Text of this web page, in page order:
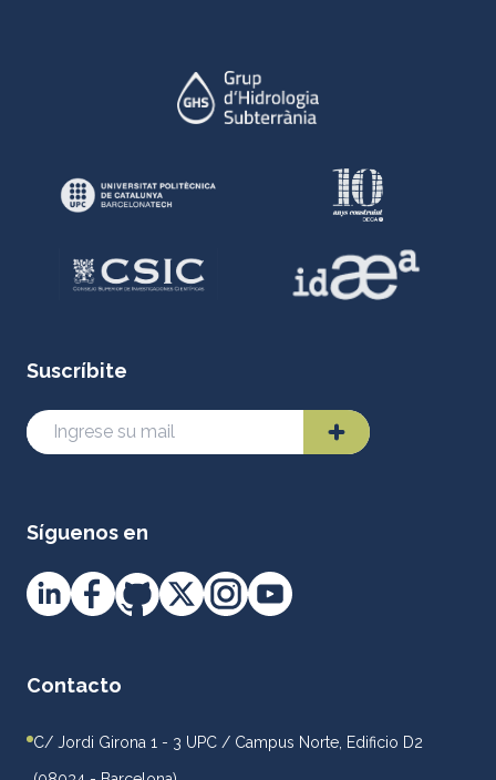
Suscríbite
Síguenos en
Contacto
C/ Jordi Girona 1 - 3 UPC / Campus Norte, Edificio D2